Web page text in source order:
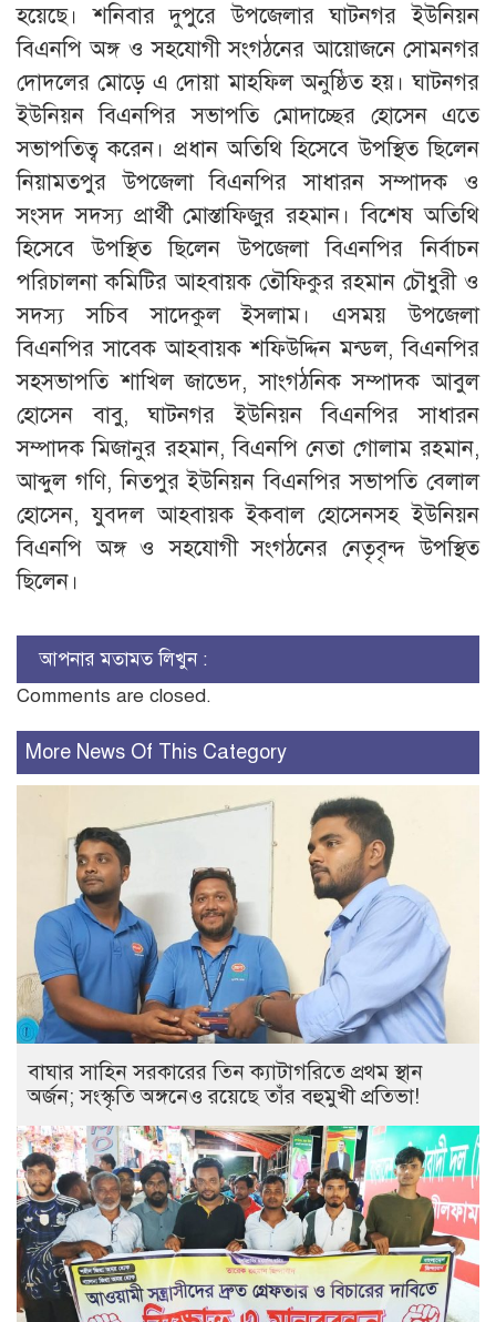
হয়েছে। শনিবার দুপুরে উপজেলার ঘাটনগর ইউনিয়ন
বিএনপি অঙ্গ ও সহযোগী সংগঠনের আয়োজনে সোমনগর
দোদলের মোড়ে এ দোয়া মাহফিল অনুষ্ঠিত হয়। ঘাটনগর
ইউনিয়ন বিএনপির সভাপতি মোদাচ্ছের হোসেন এতে
সভাপতিত্ব করেন। প্রধান অতিথি হিসেবে উপস্থিত ছিলেন
নিয়ামতপুর উপজেলা বিএনপির সাধারন সম্পাদক ও
সংসদ সদস্য প্রার্থী মোস্তাফিজুর রহমান। বিশেষ অতিথি
হিসেবে উপস্থিত ছিলেন উপজেলা বিএনপির নির্বাচন
পরিচালনা কমিটির আহবায়ক তৌফিকুর রহমান চৌধুরী ও
সদস্য সচিব সাদেকুল ইসলাম। এসময় উপজেলা
বিএনপির সাবেক আহবায়ক শফিউদ্দিন মন্ডল, বিএনপির
সহসভাপতি শাখিল জাভেদ, সাংগঠনিক সম্পাদক আবুল
হোসেন বাবু, ঘাটনগর ইউনিয়ন বিএনপির সাধারন
সম্পাদক মিজানুর রহমান, বিএনপি নেতা গোলাম রহমান,
আব্দুল গণি, নিতপুর ইউনিয়ন বিএনপির সভাপতি বেলাল
হোসেন, যুবদল আহবায়ক ইকবাল হোসেনসহ ইউনিয়ন
বিএনপি অঙ্গ ও সহযোগী সংগঠনের নেতৃবৃন্দ উপস্থিত
ছিলেন।
আপনার মতামত লিখুন :
Comments are closed.
More News Of This Category
বাঘার সাহিন সরকারের তিন ক্যাটাগরিতে প্রথম স্থান
অর্জন; সংস্কৃতি অঙ্গনেও রয়েছে তাঁর বহুমুখী প্রতিভা!